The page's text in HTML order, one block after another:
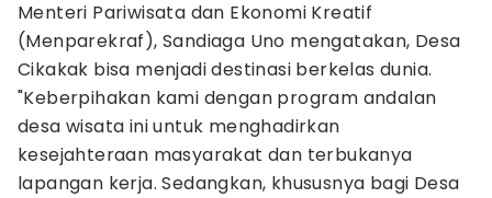
Menteri Pariwisata dan Ekonomi Kreatif
(Menparekraf), Sandiaga Uno mengatakan, Desa
Cikakak bisa menjadi destinasi berkelas dunia.
"Keberpihakan kami dengan program andalan
desa wisata ini untuk menghadirkan
kesejahteraan masyarakat dan terbukanya
lapangan kerja. Sedangkan, khususnya bagi Desa